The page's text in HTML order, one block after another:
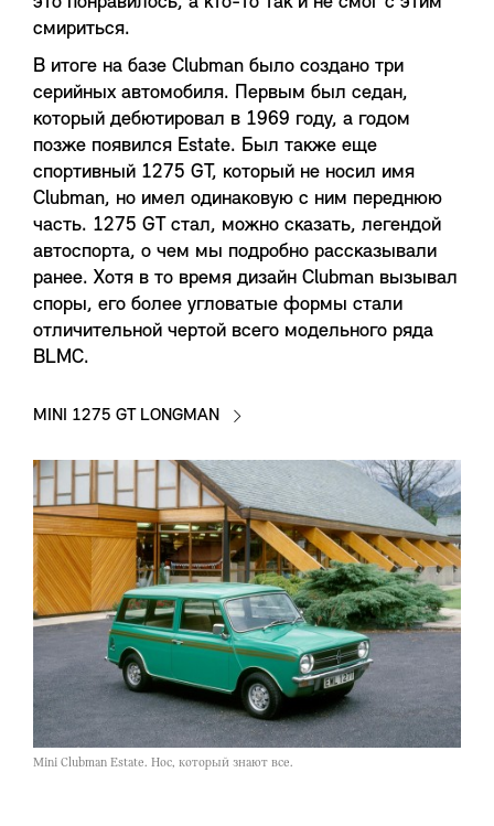
смириться.
В итоге на базе Clubman было создано три
серийных автомобиля. Первым был седан,
который дебютировал в 1969 году, а годом
позже появился Estate. Был также еще
спортивный 1275 GT, который не носил имя
Clubman, но имел одинаковую с ним переднюю
часть. 1275 GT стал, можно сказать, легендой
автоспорта, о чем мы подробно рассказывали
ранее. Хотя в то время дизайн Clubman вызывал
споры, его более угловатые формы стали
отличительной чертой всего модельного ряда
BLMC.
MINI 1275 GT LONGMAN
Mini Clubman Estate. Нос, который знают все.